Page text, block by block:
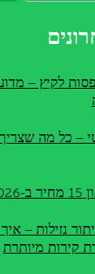
לקיץ –
– כל מה
נזילות – איך
קירות מיותרת